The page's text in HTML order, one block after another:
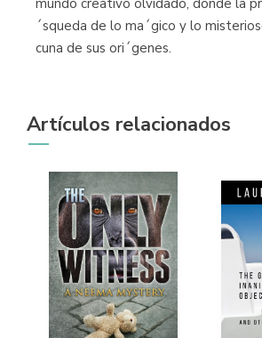
´squeda de lo ma´gico y lo
cuna de sus ori´genes.
Artículos relacionados